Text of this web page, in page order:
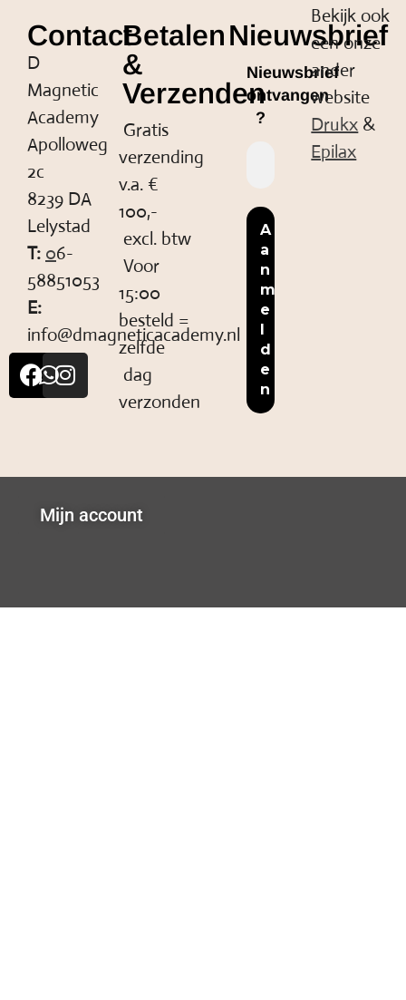
Contact
D
Magnetic
Academy
Apolloweg
2c
8239 DA
Lelystad
T: 06-
58851053
E:
info@dmagneticacademy.nl
Betalen
&
Verzenden
Gratis
verzending
v.a. €
100,-
excl. btw
Voor
15:00
besteld =
zelfde
dag
verzonden
Nieuwsbrief
Nieuwsbrief
ontvangen
?
Bekijk ook
een onze
ander
website
Drukx &
Epilax
Mijn account